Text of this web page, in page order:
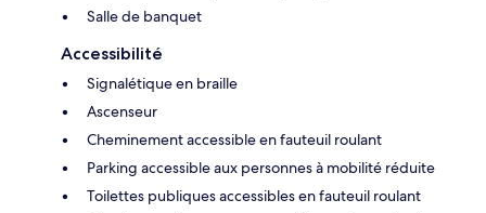
Salle de banquet
Accessibilité
Signalétique en braille
Ascenseur
Cheminement accessible en fauteuil roulant
Parking accessible aux personnes à mobilité réduite
Toilettes publiques accessibles en fauteuil roulant